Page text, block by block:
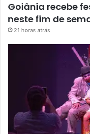
Goiânia recebe
neste fim de
21 horas atrás